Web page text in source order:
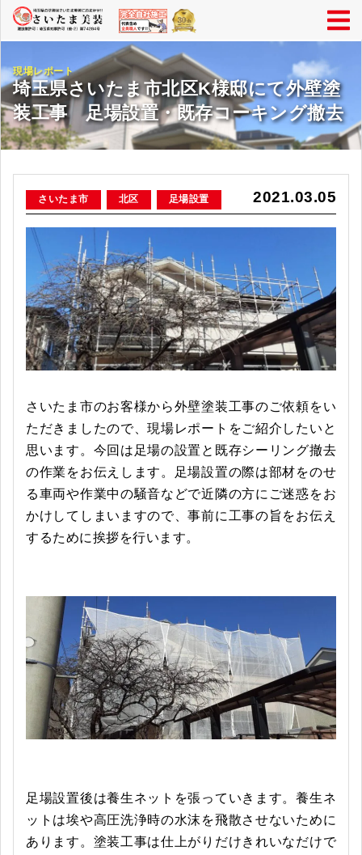
現場レポート
埼玉県さいたま市北区K様邸にて外壁塗
装工事 足場設置・既存コーキング撤去
2021.03.05
さいたま市 北区 足場設置
さいたま市のお客様から外壁塗装工事のご依頼をい
ただきましたので、現場レポートをご紹介したいと
思います。今回は足場の設置と既存シーリング撤去
の作業をお伝えします。足場設置の際は部材をのせ
る車両や作業中の騒音などで近隣の方にご迷惑をお
かけしてしまいますので、事前に工事の旨をお伝え
するために挨拶を行います。
足場設置後は養生ネットを張っていきます。養生ネ
ットは埃や高圧洗浄時の水沫を飛散させないために
あります。塗装工事は仕上がりだけきれいなだけで